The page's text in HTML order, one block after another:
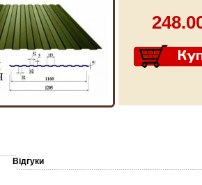
Відгуки